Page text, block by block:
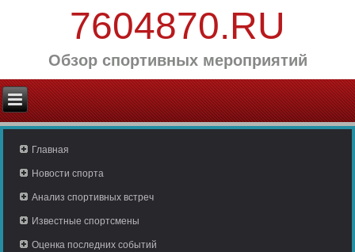
7604870.RU
Обзор спортивных мероприятий
Главная
Новости спорта
Анализ спортивных встреч
Известные спортсмены
Оценка последних событий